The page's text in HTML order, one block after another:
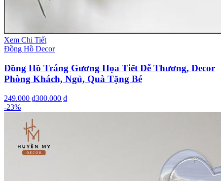
Xem Chi Tiết
Đồng Hồ Decor
Đồng Hồ Tráng Gương Họa Tiết Dễ Thương, Decor
Phòng Khách, Ngủ, Quà Tặng Bé
249.000 ₫300.000 ₫
-23%